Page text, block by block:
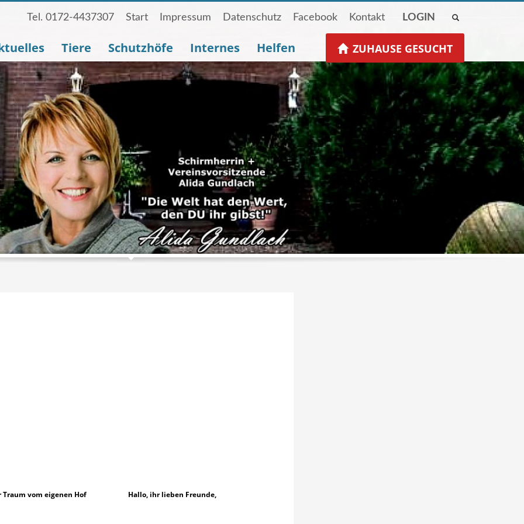
Tel. 0172-4437307 Start Impressum Datenschutz Facebook Kontakt LOGIN
Tiere Schutzhöfe Internes Helfen ZUHAUSE GESUCHT
Traum vom eigenen Hof Hallo, ihr lieben Freunde,